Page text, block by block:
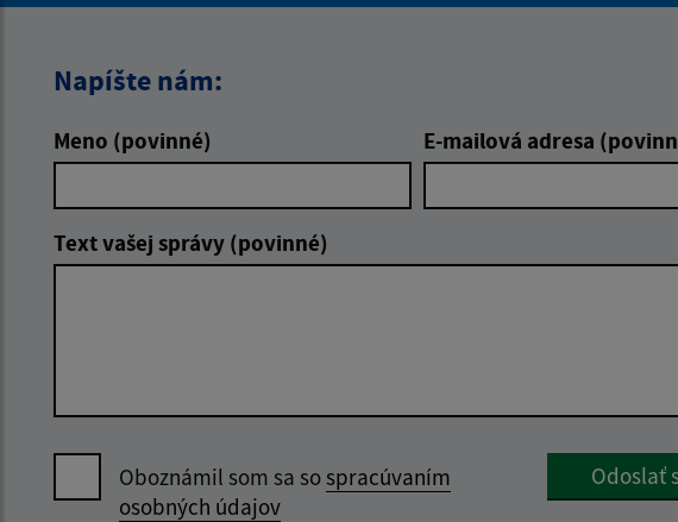
Napíšte nám:
Meno (povinné) E-mailová adresa
Text vašej správy (povinné)
Oboznámil som sa sospracúvaním
osobných údajov
GoogleOdoslať